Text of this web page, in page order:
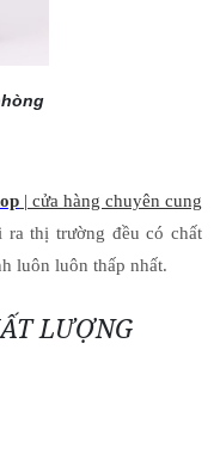
| cửa hàng chuyên cung
ra thị trường đều có chất
luôn luôn thấp nhất.
LƯỢNG